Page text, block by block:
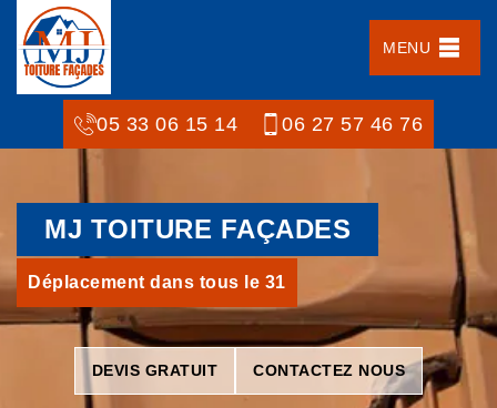
MENU
05 33 06 15 14 06 27 57 46 76
MJ TOITURE FAÇADES
Déplacement dans tous le 31
DEVIS GRATUIT CONTACTEZ NOUS